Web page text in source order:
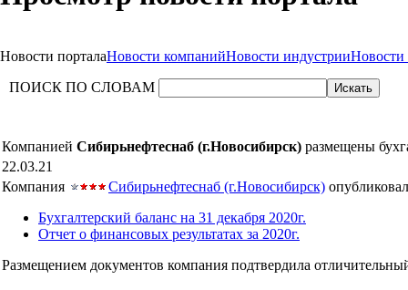
Новости порталаНовости компанийНовости индустрииНовости
ПОИСК ПО СЛОВАМ
Компанией Сибирьнефтеснаб (г.Новосибирск) размещены
22.03.21
Компания
Сибирьнефтеснаб (г.Новосибирск)
Бухгалтерский баланс на 31 декабря 2020г.
Отчет о финансовых результатах за 2020г.
Размещением документов компания подтвердила